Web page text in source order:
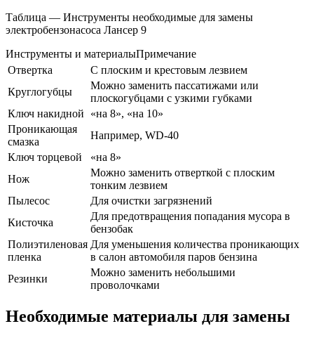
Таблица — Инструменты необходимые для замены
электробензонасоса Лансер 9
Инструменты и материалыПримечание
Отвертка
С плоским и крестовым лезвием
Круглогубцы
Можно заменить пассатижами или
плоскогубцами с узкими губками
Ключ накидной
«на 8», «на 10»
Проникающая
смазка
Например, WD-40
Ключ торцевой
«на 8»
Нож
Можно заменить отверткой с плоским
тонким лезвием
Пылесос
Для очистки загрязнений
Кисточка
Для предотвращения попадания мусора в
бензобак
Полиэтиленовая
пленка
Для уменьшения количества проникающих
в салон автомобиля паров бензина
Резинки
Можно заменить небольшими
проволочками
Необходимые материалы для замены